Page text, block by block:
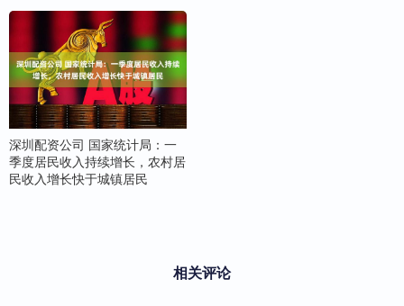
深圳配资公司 国家统计局：一
季度居民收入持续增长，农村居
民收入增长快于城镇居民
相关评论